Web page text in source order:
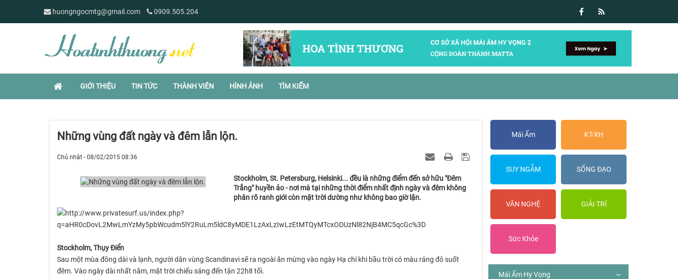
huongngocmtg@gmail.com 0909.505.204
GIỚI THIỆU TIN TỨC THÀNH VIÊN HÌNH ẢNH TÌM KIẾM
Những vùng đất ngày và đêm lẫn lộn.
Chủ nhật - 08/02/2015 08:36
Stockholm, St. Petersburg, Helsinki... đều là những điểm đến sở hữu "Đêm
Trắng" huyền ảo - nơi mà tại những thời điểm nhất định ngày và đêm không
phân rõ ranh giới còn mặt trời dường như không bao giờ lặn.
Stockholm, Thụy Điển
Sau một mùa đông dài và lạnh, người dân vùng Scandinavi sẽ ra ngoài ăn mừng vào ngày Hạ chí khi bầu trời có màu ráng đỏ suốt
đêm. Vào ngày dài nhất năm, mặt trời chiếu sáng đến tận 22h8 tối.
Mái Ấm KT-XH
SUY NGẪM SỐNG ĐẠO
VĂN NGHỆ GIẢI TRÍ
Sức Khỏe
Mái Ấm Hy Vọng